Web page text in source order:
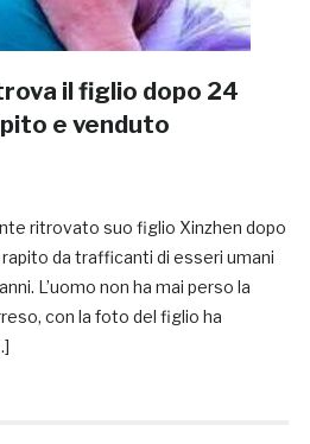
il figlio dopo 24
e venduto
ritrovato suo figlio Xinzhen dopo
da trafficanti di esseri umani
L’uomo non ha mai perso la
con la foto del figlio ha